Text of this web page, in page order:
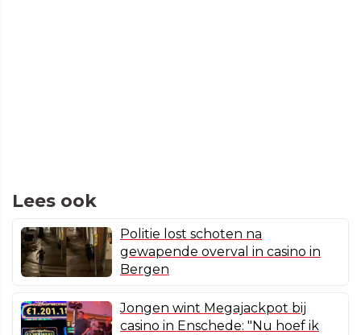
Lees ook
Politie lost schoten na
gewapende overval in casino in
Bergen
Jongen wint Megajackpot bij
casino in Enschede: "Nu hoef ik